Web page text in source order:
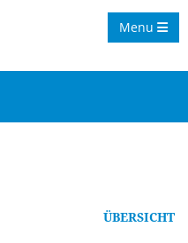
Menu
ÜBERSICHT